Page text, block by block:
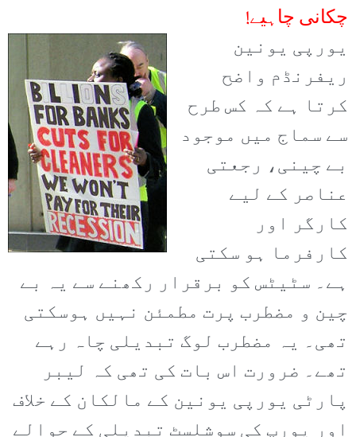
چکانی چاہیے!
یورپی یونین
ریفرنڈم واضح
کرتا ہے کہ کس طرح
سے سماج میں موجود
بے چینی، رجعتی
عناصر کے لیے
کارگر اور
کارفرما ہو سکتی
ہے۔ سٹیٹس کو برقرار رکھنے سے یہ بے
چین و مضطرب پرت مطمئن نہیں ہوسکتی
تھی۔ یہ مضطرب لوگ تبدیلی چاہ رہے
تھے۔ ضرورت اس بات کی تھی کہ لیبر
پارٹی یورپی یونین کے مالکان کے خلاف